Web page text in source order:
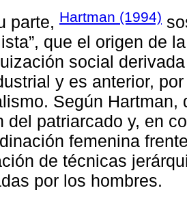
parte, Hartman (1994)
que el origen de
social
y es anterior,
Según
del patriarcado y, en
femenina
de técnicas
por los hombres.